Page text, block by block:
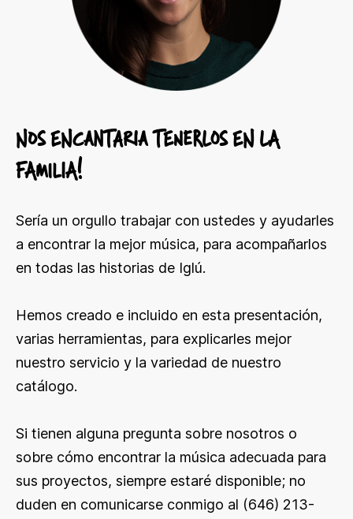
NOS ENCANTARIA TENERLOS EN LA
FAMILIA!
Sería un orgullo trabajar con ustedes y ayudarles
a encontrar la mejor música, para acompañarlos
en todas las historias de Iglú.
Hemos creado e incluido en esta presentación,
varias herramientas, para explicarles mejor
nuestro servicio y la variedad de nuestro
catálogo.
Si tienen alguna pregunta sobre nosotros o
sobre cómo encontrar la música adecuada para
sus proyectos, siempre estaré disponible; no
duden en comunicarse conmigo al (646) 213-